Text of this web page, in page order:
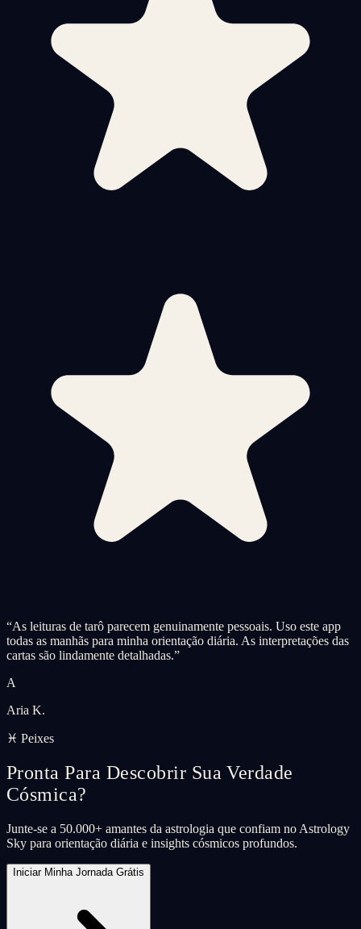
“As leituras de tarô parecem genuinamente pessoais. Uso este app
todas as manhãs para minha orientação diária. As interpretações das
cartas são lindamente detalhadas.”
A
Aria K.
♓ Peixes
Pronta Para Descobrir Sua Verdade
Cósmica?
Junte-se a 50.000+ amantes da astrologia que confiam no Astrology
Sky para orientação diária e insights cósmicos profundos.
Iniciar Minha Jornada Grátis